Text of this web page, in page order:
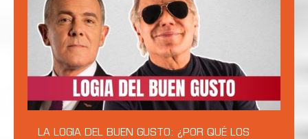
LA LOGIA DEL BUEN GUSTO: ¿POR QUÉ LOS